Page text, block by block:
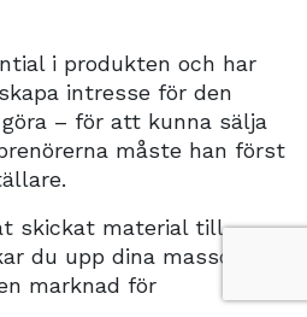
i produkten och har
intresse för den
– för att kunna sälja
måste han först
skickat material till
du upp dina massor”,
marknad för